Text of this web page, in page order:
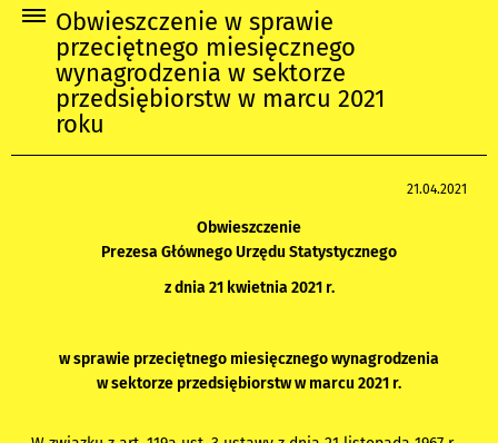
Obwieszczenie w sprawie
przeciętnego miesięcznego
wynagrodzenia w sektorze
przedsiębiorstw w marcu 2021
roku
21.04.2021
Obwieszczenie
Prezesa Głównego Urzędu Statystycznego
z dnia 21 kwietnia 2021 r.
w sprawie przeciętnego miesięcznego wynagrodzenia
w sektorze przedsiębiorstw w marcu 2021 r.